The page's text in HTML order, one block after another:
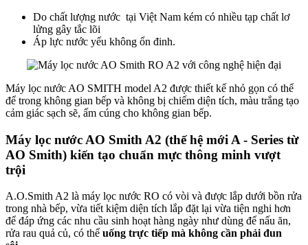
Do chất lượng nước tại Việt Nam kém có nhiều tạp chất lơ
lửng gây tắc lõi
Áp lực nước yếu không ổn đinh.
Máy lọc nước AO SMITH model A2 được thiết kế nhỏ gọn có thể
để trong không gian bếp và không bị chiếm diện tích, màu trắng tạo
cảm giác sạch sẽ, ấm cúng cho không gian bếp.
Máy lọc nước AO Smith A2 (thế hệ mới A - Series từ
AO Smith) kiến tạo chuẩn mực thông minh vượt
trội
A.O.Smith A2 là máy lọc nước RO có vòi và được lắp dưới bồn rửa
trong nhà bếp, vừa tiết kiệm diện tích lắp đặt lại vừa tiện nghi hơn
để đáp ứng các nhu cầu sinh hoạt hàng ngày như dùng để nấu ăn,
rửa rau quả củ, có thể uống trực tiếp mà không cần phải đun